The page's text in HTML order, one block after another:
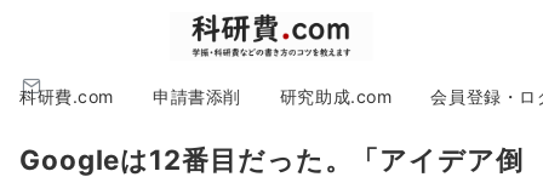
科研費.com 申請書添削 研究助成.com 会員登録・ロ
Googleは12番目だった。「アイデア倒